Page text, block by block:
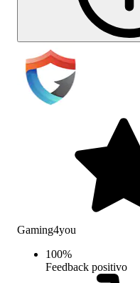
Gaming4you
100%
Feedback positivo